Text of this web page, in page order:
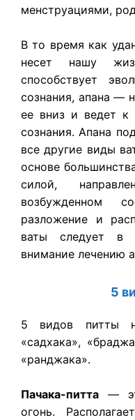
менструациями,
В то время как
несет нашу
способствует
сознания, апана —
ее вниз и ведет к
сознания. Апана
все другие виды
основе
силой,
возбужденном
разложение и
ваты следует в
внимание лечению
5
5 видов питты
«садхака»,
«ранджака».
Пачака-питта —
огонь.